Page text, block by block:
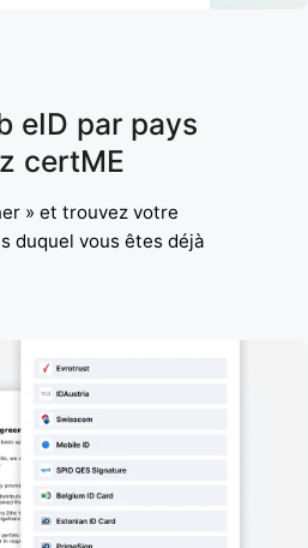
eID par pays
certME
» et trouvez votre
duquel vous êtes déjà